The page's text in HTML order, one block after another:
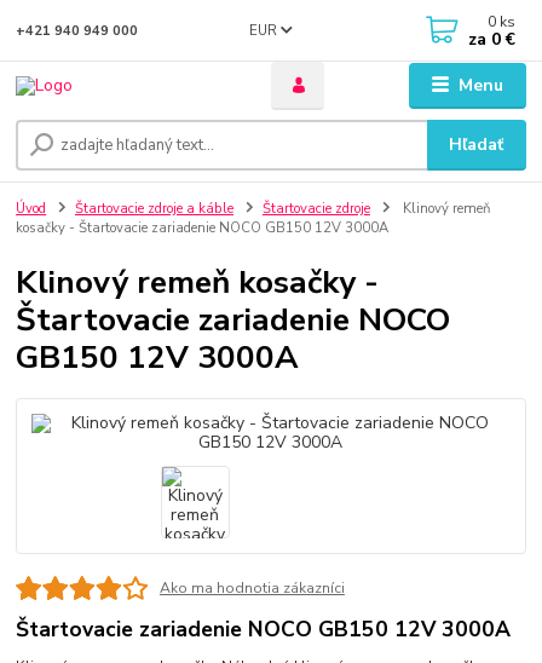
Menu
EUR
Hľadať
+421 940 949 000 0 ks
za 0 €
Úvod Štartovacie zdroje a káble Štartovacie zdroje
Klinový remeň
kosačky - Štartovacie zariadenie NOCO GB150 12V 3000A
Klinový remeň kosačky -
Štartovacie zariadenie NOCO
GB150 12V 3000A
Ako ma hodnotia zákazníci
Štartovacie zariadenie NOCO GB150 12V 3000A